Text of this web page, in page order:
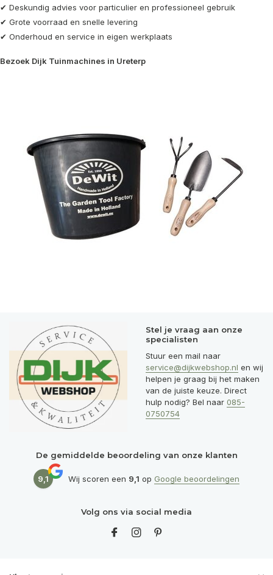
✔ Deskundig advies voor particulier en professioneel gebruik
✔ Grote voorraad en snelle levering
✔ Onderhoud en service in eigen werkplaats
Bezoek Dijk Tuinmachines in Ureterp
Stel je vraag aan onze
specialisten
Stuur een mail naar
service@dijkwebshop.nl en wij
helpen je graag bij het maken
van de juiste keuze. Direct
hulp nodig? Bel naar 085-
0750754
De gemiddelde beoordeling van onze klanten
9,1 Wij scoren een 9,1 op Google beoordelingen
Volg ons via social media